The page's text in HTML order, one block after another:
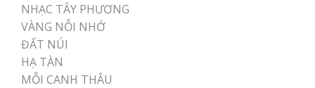
NHẠC TÂY PHƯƠNG
VÀNG NỖI NHỚ
ĐẤT NÚI
HẠ TÀN
MỖI CANH THÂU